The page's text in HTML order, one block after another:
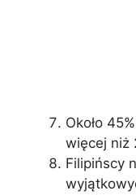
Około
więcej niż
Filipińscy